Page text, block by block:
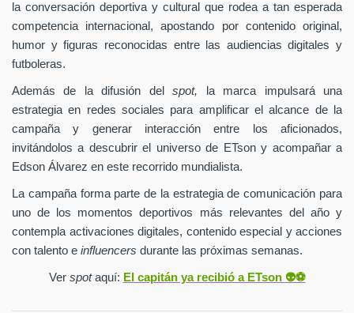
la conversación deportiva y cultural que rodea a tan esperada
competencia internacional, apostando por contenido original,
humor y figuras reconocidas entre las audiencias digitales y
futboleras.
Además de la difusión delspot,
la marca impulsará una
estrategia en redes sociales para amplificar el alcance de la
campaña y generar interacción entre los aficionados,
invitándolos a descubrir el universo de ETson y acompañar a
Edson Álvarez en este recorrido mundialista.
La campaña forma parte de la estrategia de comunicación para
uno de los momentos deportivos más relevantes del año y
contempla activaciones digitales, contenido especial y acciones
con talento e influencers durante las próximas semanas.
Ver spotaquí: El capitán ya recibió a ETson 👽⚽️